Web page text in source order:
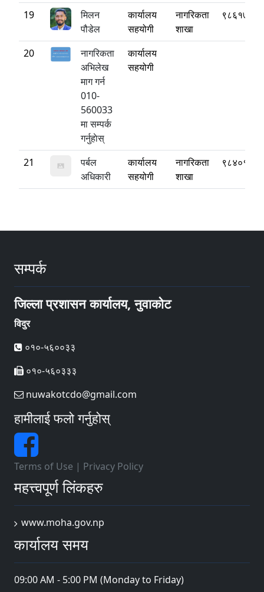
19
मिलन
पौडेल
कार्यालय
सहयोगी
नागरिकता
शाखा
20
नागरिकता
अभिलेख
माग गर्न
010-
560033
मा सम्पर्क
गर्नुहाेस्
कार्यालय
सहयोगी
21
पर्बल
अधिकारी
कार्यालय
सहयोगी
नागरिकता
शाखा
सम्पर्क
जिल्ला प्रशासन कार्यालय, नुवाकोट
विदुर
०१०-५६००३३
०१०-५६०३३३
nuwakotcdo@gmail.com
हामीलाई फलो गर्नुहोस्
Terms of Use | Privacy Policy
महत्त्वपूर्ण लिंकहरु
www.moha.gov.np
कार्यालय समय
09:00 AM - 5:00 PM (Monday to Friday)